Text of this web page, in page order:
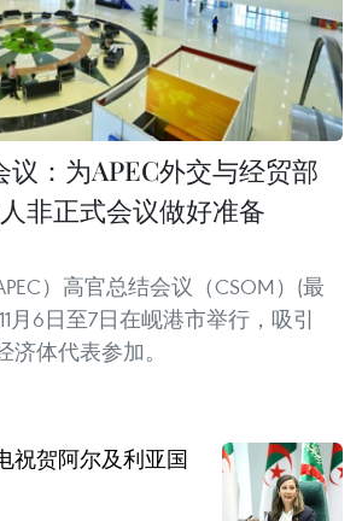
议：为APEC外交与经贸部
非正式会议做好准备
）高官总结会议（CSOM）(最
月6日至7日在岘港市举行，吸引
济体代表参加。
祝贺阿尔及利亚国